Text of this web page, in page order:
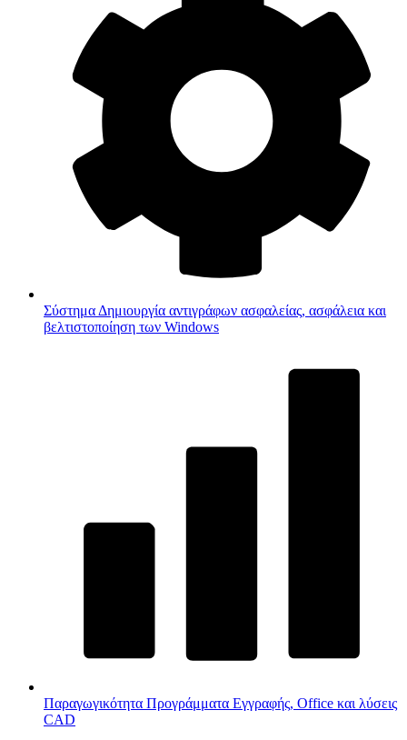
Σύστημα Δημιουργία αντιγράφων ασφαλείας, ασφάλεια και
βελτιστοποίηση των Windows
Παραγωγικότητα Προγράμματα Εγγραφής, Office και λύσεις
CAD